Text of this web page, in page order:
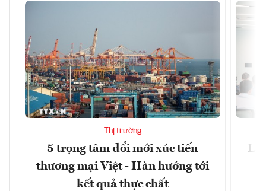
Thị trường
5 trọng tâm đổi mới xúc tiến
thương mại Việt - Hàn hướng tới
kết quả thực chất